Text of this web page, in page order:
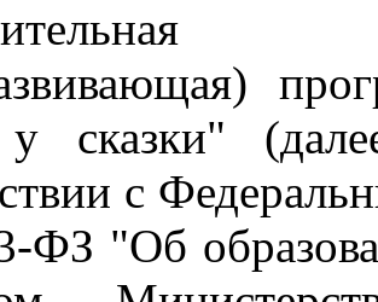
у сказки"
с
ФЗ "Об